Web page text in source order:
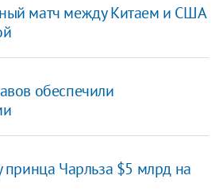
матч между Китаем и США
обеспечили
принца Чарльза $5 млрд на